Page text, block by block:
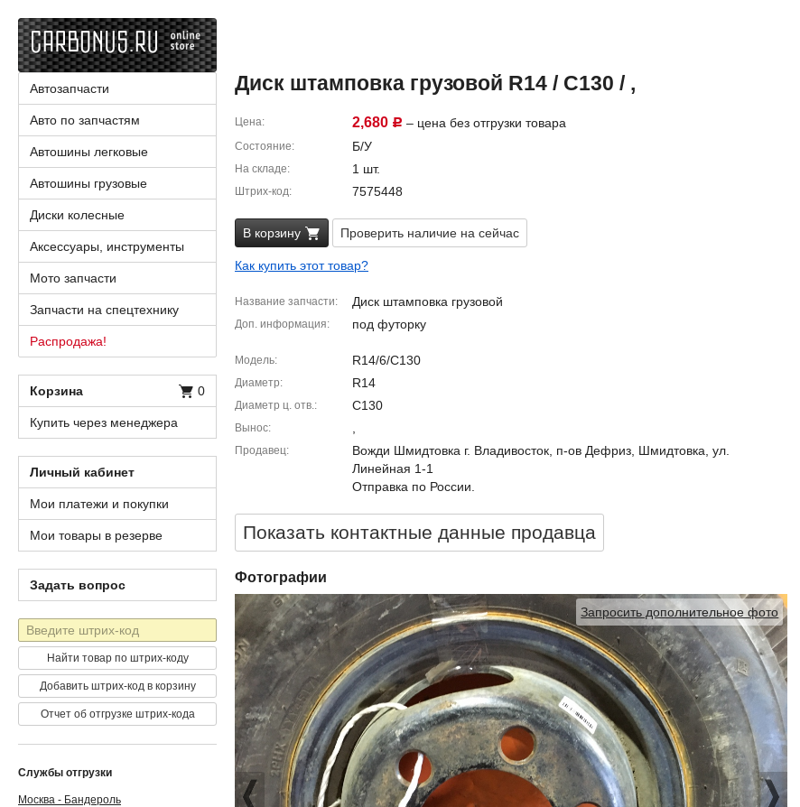
Диск штамповка грузовой R14 / C130 / ,
Цена 2,680 Р – цена без отгрузки товара
Состояние Б/У
На складе 1 шт.
Штрих-код 7575448
В корзину Проверить наличие на сейчас
Как купить этот товар?
Название запчасти Диск штамповка грузовой
Доп. информация под футорку
Модель R14/6/C130
Диаметр R14
Диаметр ц. отв. C130
Вынос
Продавец
Вожди Шмидтовка г. Владивосток, п-ов Дефриз, Шмидтовка, ул.
Линейная 1-1
Отправка по России.
Показать контактные данные продавцa
Фотографии
Запросить дополнительное фото
Автозапчасти
Авто по запчастям
Автошины легковые
Автошины грузовые
Диски колесные
Аксессуары, инструменты
Мото запчасти
Запчасти на спецтехнику
Распродажа!
Корзина 0
Купить через менеджера
Личный кабинет
Мои платежи и покупки
Мои товары в резерве
Задать вопрос
Штрих-
код
Найти товар по штрих-коду
Добавить штрих-код в корзину
Отчет об отгрузке штрих-кода
Службы отгрузки
Москва - Бандероль